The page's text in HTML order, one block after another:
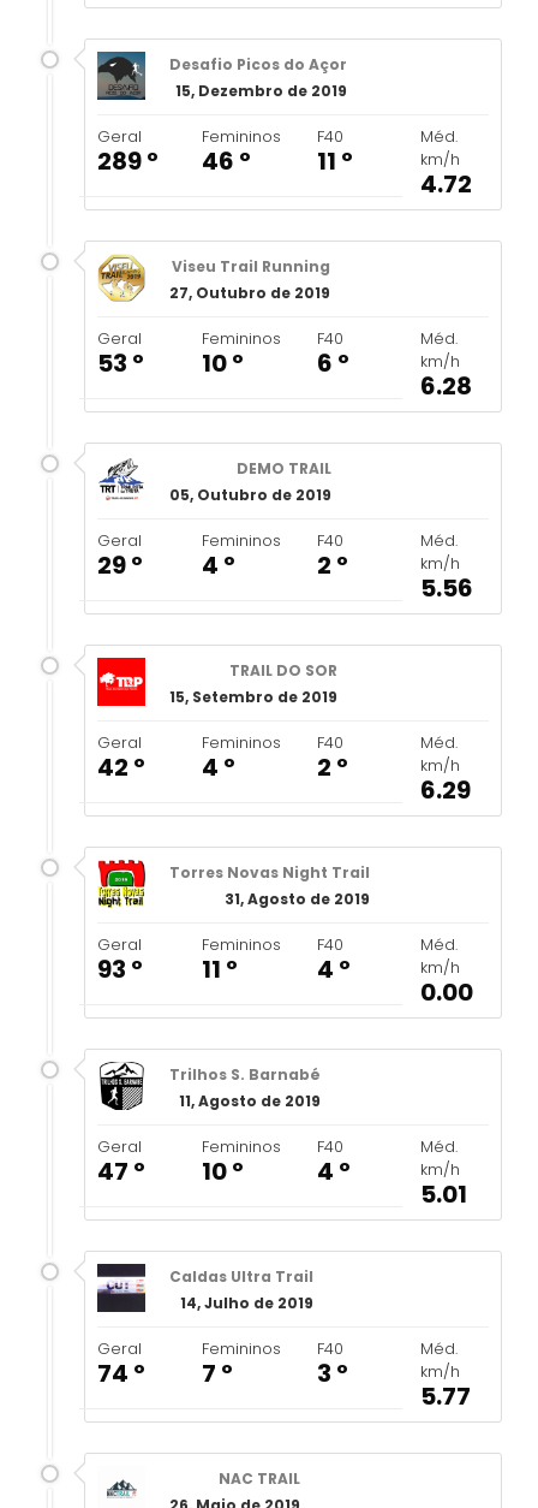
Desafio Picos do Açor
15, Dezembro de 2019
Geral
289 º
Femininos
46 º
F40
11 º
Méd.
km/h
4.72
Viseu Trail Running
27, Outubro de 2019
Geral
53 º
Femininos
10 º
F40
6 º
Méd.
km/h
6.28
DEMO TRAIL
05, Outubro de 2019
Geral
29 º
Femininos
4 º
F40
2 º
Méd.
km/h
5.56
TRAIL DO SOR
15, Setembro de 2019
Geral
42 º
Femininos
4 º
F40
2 º
Méd.
km/h
6.29
Torres Novas Night Trail
31, Agosto de 2019
Geral
93 º
Femininos
11 º
F40
4 º
Méd.
km/h
0.00
Trilhos S. Barnabé
11, Agosto de 2019
Geral
47 º
Femininos
10 º
F40
4 º
Méd.
km/h
5.01
Caldas Ultra Trail
14, Julho de 2019
Geral
74 º
Femininos
7 º
F40
3 º
Méd.
km/h
5.77
NAC TRAIL